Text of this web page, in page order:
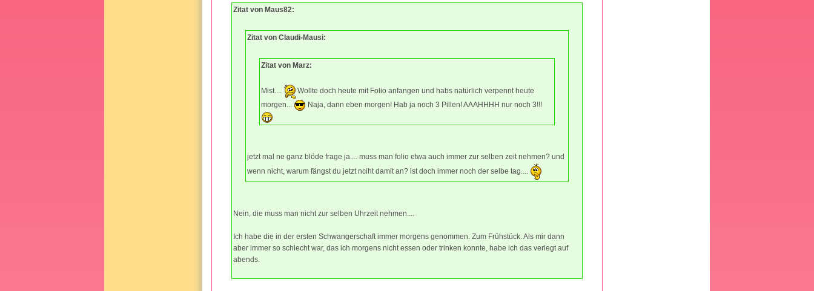
Zitat von Maus82:
Zitat von Claudi-Mausi:
Zitat von Marz:
Mist....
Wollte doch heute mit Folio anfangen und habs natürlich verpennt heute
morgen...
Naja, dann eben morgen! Hab ja noch 3 Pillen! AAAHHHH nur noch 3!!!
jetzt mal ne ganz blöde frage ja.... muss man folio etwa auch immer zur selben zeit nehmen? und
wenn nicht, warum fängst du jetzt nciht damit an? ist doch immer noch der selbe tag....
Nein, die muss man nicht zur selben Uhrzeit nehmen....
Ich habe die in der ersten Schwangerschaft immer morgens genommen. Zum Frühstück. Als mir dann
aber immer so schlecht war, das ich morgens nicht essen oder trinken konnte, habe ich das verlegt auf
abends.